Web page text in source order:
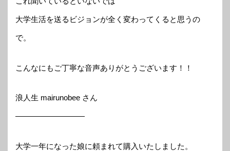
大学生活を送るビジョンが全く変わってくると思うの
で。
こんなにもご丁寧な音声ありがとうございます！！
浪人生 mairunobee さん
—————————
大学一年になった娘に頼まれて購入いたしました。